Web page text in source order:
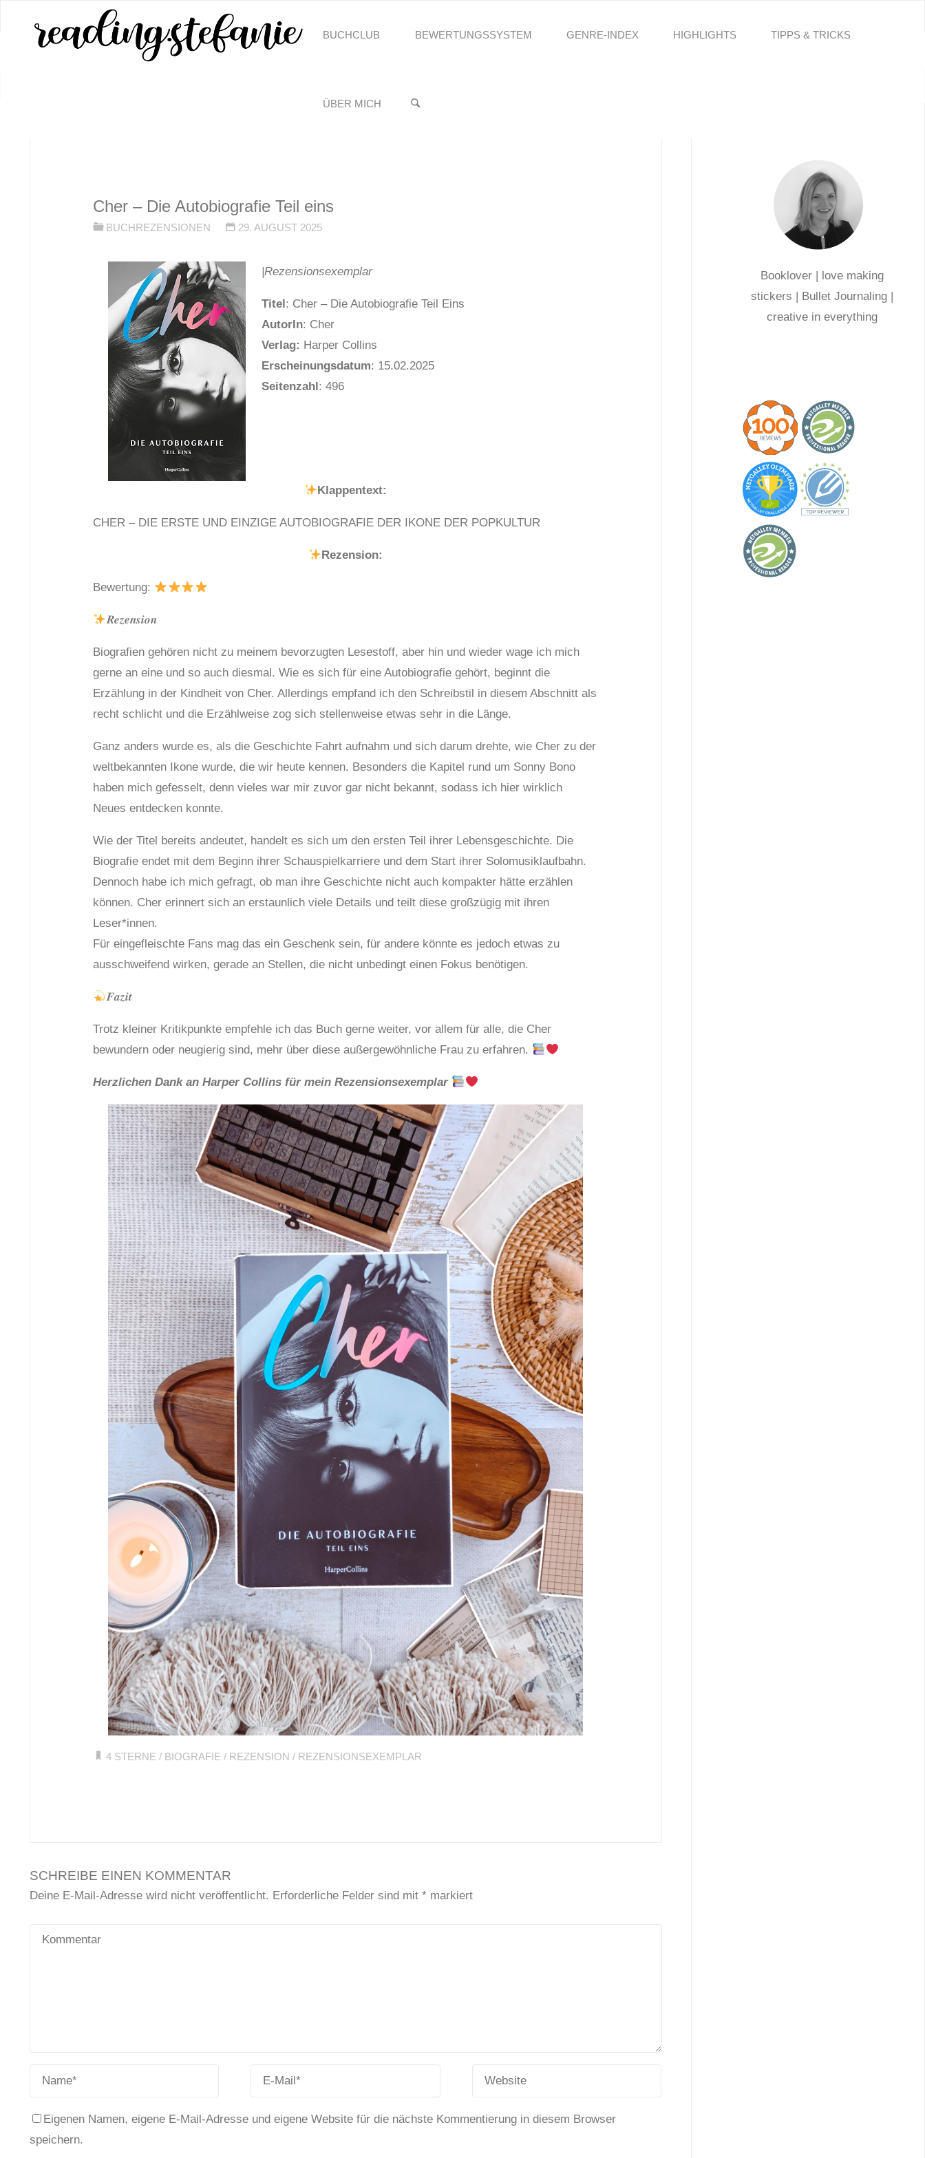
springen
♥️
BUCHCLUB BEWERTUNGSSYSTEM GENRE-INDEX HIGHLIGHTS TIPPS & TRICKS
ÜBER MICH
Cher – Die Autobiografie Teil eins
BUCHREZENSIONEN 29. AUGUST 2025
|Rezensionsexemplar
Titel : Cher – Die Autobiografie Teil Eins
AutorIn: Cher
Verlag: Harper Collins
Erscheinungsdatum: 15.02.2025
Seitenzahl : 496
Klappentext:
CHER – DIE ERSTE UND EINZIGE AUTOBIOGRAFIE DER IKONE DER POPKULTUR
Rezension:
Bewertung:
𝑹𝒆𝒛𝒆𝒏𝒔𝒊𝒐𝒏
Biografien gehören nicht zu meinem bevorzugten Lesestoff, aber hin und wieder wage ich mich
gerne an eine und so auch diesmal. Wie es sich für eine Autobiografie gehört, beginnt die
Erzählung in der Kindheit von Cher. Allerdings empfand ich den Schreibstil in diesem Abschnitt als
recht schlicht und die Erzählweise zog sich stellenweise etwas sehr in die Länge.
Ganz anders wurde es, als die Geschichte Fahrt aufnahm und sich darum drehte, wie Cher zu der
weltbekannten Ikone wurde, die wir heute kennen. Besonders die Kapitel rund um Sonny Bono
haben mich gefesselt, denn vieles war mir zuvor gar nicht bekannt, sodass ich hier wirklich
Neues entdecken konnte.
Wie der Titel bereits andeutet, handelt es sich um den ersten Teil ihrer Lebensgeschichte. Die
Biografie endet mit dem Beginn ihrer Schauspielkarriere und dem Start ihrer Solomusiklaufbahn.
Dennoch habe ich mich gefragt, ob man ihre Geschichte nicht auch kompakter hätte erzählen
können. Cher erinnert sich an erstaunlich viele Details und teilt diese großzügig mit ihren
Leser*innen.
Für eingefleischte Fans mag das ein Geschenk sein, für andere könnte es jedoch etwas zu
ausschweifend wirken, gerade an Stellen, die nicht unbedingt einen Fokus benötigen.
𝑭𝒂𝒛𝒊𝒕
Trotz kleiner Kritikpunkte empfehle ich das Buch gerne weiter, vor allem für alle, die Cher
bewundern oder neugierig sind, mehr über diese außergewöhnliche Frau zu erfahren.
Herzlichen Dank an Harper Collins für mein Rezensionsexemplar
4 STERNE / BIOGRAFIE / REZENSION / REZENSIONSEXEMPLAR
SCHREIBE EINEN KOMMENTAR
Deine E-Mail-Adresse wird nicht veröffentlicht. Erforderliche Felder sind mit *markiert
Eigenen Namen, eigene E-Mail-Adresse und eigene Website für die nächste Kommentierung in diesem Browser
speichern.
Booklover | love making
stickers | Bullet Journaling |
creative in everything